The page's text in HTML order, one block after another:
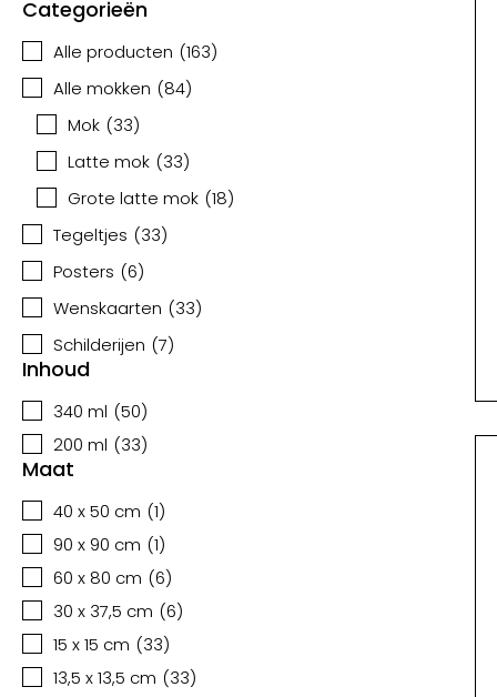
Categorieën
Alle producten (163)
Alle mokken (84)
Mok (33)
Latte mok (33)
Grote latte mok (18)
Tegeltjes (33)
Posters (6)
Wenskaarten (33)
Schilderijen (7)
Inhoud
340 ml (50)
200 ml (33)
Maat
40 x 50 cm (1)
90 x 90 cm (1)
60 x 80 cm (6)
30 x 37,5 cm (6)
15 x 15 cm (33)
13,5 x 13,5 cm (33)